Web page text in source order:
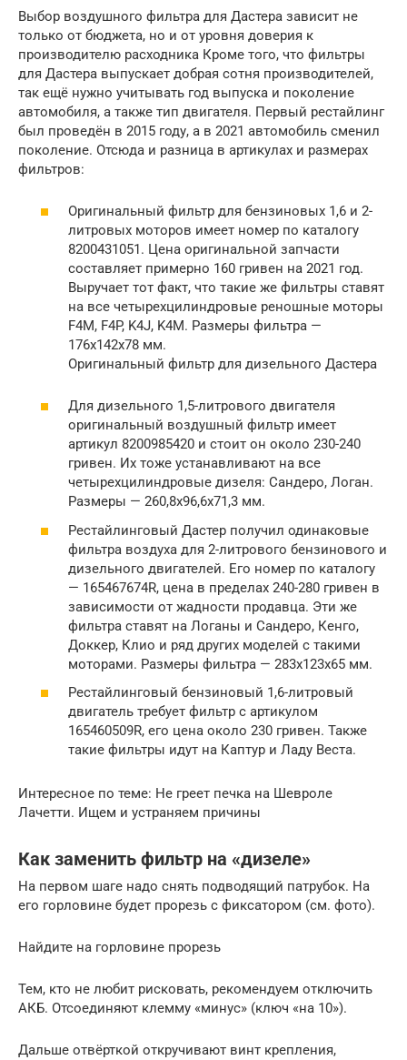
Выбор воздушного фильтра для Дастера зависит не
только от бюджета, но и от уровня доверия к
производителю расходника Кроме того, что фильтры
для Дастера выпускает добрая сотня производителей,
так ещё нужно учитывать год выпуска и поколение
автомобиля, а также тип двигателя. Первый рестайлинг
был проведён в 2015 году, а в 2021 автомобиль сменил
поколение. Отсюда и разница в артикулах и размерах
фильтров:
Оригинальный фильтр для бензиновых 1,6 и 2-
литровых моторов имеет номер по каталогу
8200431051. Цена оригинальной запчасти
составляет примерно 160 гривен на 2021 год.
Выручает тот факт, что такие же фильтры ставят
на все четырехцилиндровые реношные моторы
F4M, F4P, K4J, K4М. Размеры фильтра —
176х142х78 мм.
Оригинальный фильтр для дизельного Дастера
Для дизельного 1,5-литрового двигателя
оригинальный воздушный фильтр имеет
артикул 8200985420 и стоит он около 230-240
гривен. Их тоже устанавливают на все
четырехцилиндровые дизеля: Сандеро, Логан.
Размеры — 260,8х96,6х71,3 мм.
Рестайлинговый Дастер получил одинаковые
фильтра воздуха для 2-литрового бензинового и
дизельного двигателей. Его номер по каталогу
— 165467674R, цена в пределах 240-280 гривен в
зависимости от жадности продавца. Эти же
фильтра ставят на Логаны и Сандеро, Кенго,
Доккер, Клио и ряд других моделей с такими
моторами. Размеры фильтра — 283х123х65 мм.
Рестайлинговый бензиновый 1,6-литровый
двигатель требует фильтр с артикулом
165460509R, его цена около 230 гривен. Также
такие фильтры идут на Каптур и Ладу Веста.
Интересное по теме: Не греет печка на Шевроле
Лачетти. Ищем и устраняем причины
Как заменить фильтр на «дизеле»
На первом шаге надо снять подводящий патрубок. На
его горловине будет прорезь с фиксатором (см. фото).
Найдите на горловине прорезь
Тем, кто не любит рисковать, рекомендуем отключить
АКБ. Отсоединяют клемму «минус» (ключ «на 10»).
Дальше отвёрткой откручивают винт крепления,